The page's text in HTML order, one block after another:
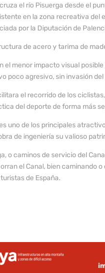
el río Pisuerga desde el
en la zona recreativa del
por la Diputación de
de acero y tarima de
el menor impacto visual
poco agresivo, sin invasión
el recorrido de los
del deporte de forma más
uno de los principales
de ingeniería su valioso
o caminos de servicio del
el Canal, bien caminando
de España.